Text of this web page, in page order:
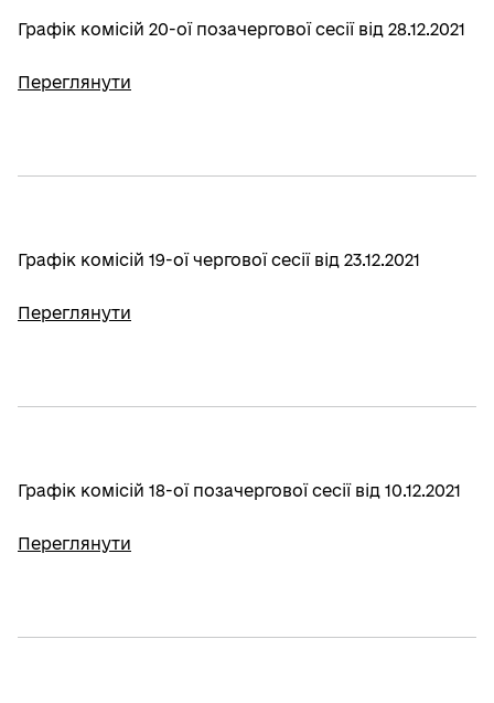
Графік комісій 20-ої позачергової сесії від 28.12.2021
Переглянути
Графік комісій 19-ої чергової сесії від 23.12.2021
Переглянути
Графік комісій 18-ої позачергової сесії від 10.12.2021
Переглянути